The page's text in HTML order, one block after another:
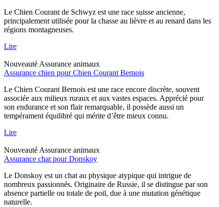
Le Chien Courant de Schwyz est une race suisse ancienne,
principalement utilisée pour la chasse au lièvre et au renard dans les
régions montagneuses.
Lire
Nouveauté Assurance animaux
Assurance chien pour Chien Courant Bernois
Le Chien Courant Bernois est une race encore discrète, souvent
associée aux milieux ruraux et aux vastes espaces. Apprécié pour
son endurance et son flair remarquable, il possède aussi un
tempérament équilibré qui mérite d’être mieux connu.
Lire
Nouveauté Assurance animaux
Assurance chat pour Donskoy
Le Donskoy est un chat au physique atypique qui intrigue de
nombreux passionnés. Originaire de Russie, il se distingue par son
absence partielle ou totale de poil, due à une mutation génétique
naturelle.